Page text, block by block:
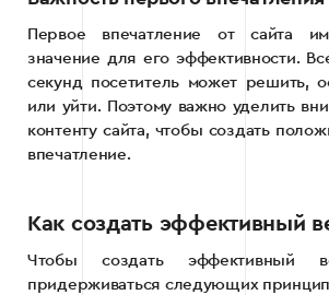
Первое впечатление от сайта
значение для его эффективности.
секунд посетитель может решить,
или уйти. Поэтому важно уделить
контенту сайта, чтобы создать
впечатление.
Как создать эффективный
Чтобы создать эффективный
придерживаться следующих